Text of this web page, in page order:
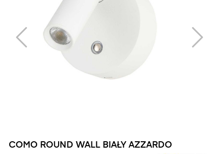
COMO ROUND WALL BIAŁY AZZARDO